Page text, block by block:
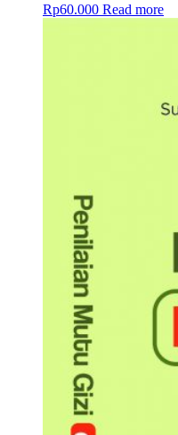
Rp60.000 Read more